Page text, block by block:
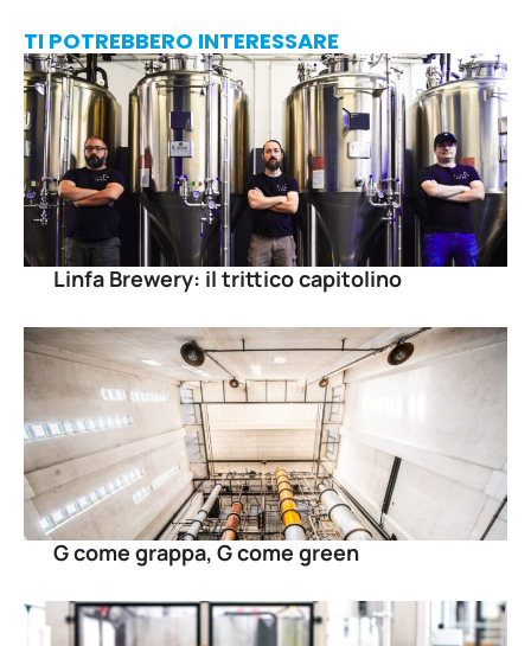
TI POTREBBERO INTERESSARE
Linfa Brewery: il trittico capitolino
G come grappa, G come green